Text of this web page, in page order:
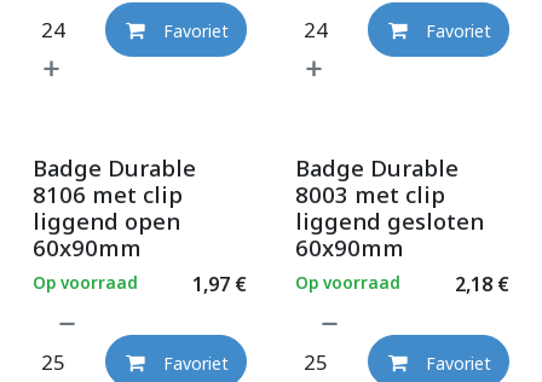
Favoriet Favoriet
Badge Durable
8106 met clip
liggend open
60x90mm
1,97€
Op voorraad
Favoriet
Badge Durable
8003 met clip
liggend gesloten
60x90mm
2,18€
Op voorraad
Favoriet